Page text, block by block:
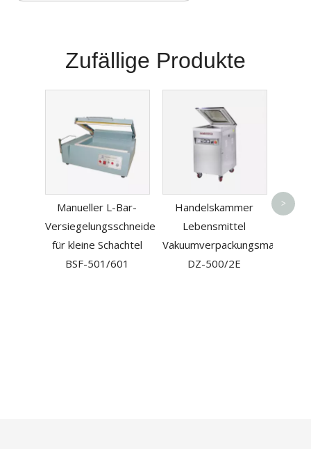
Zufällige Produkte
Manueller L-Bar-
Versiegelungsschneider
für kleine Schachtel
BSF-501/601
Handelskammer
Lebensmittel
Vakuumverpackungsmaschine
DZ-500/2E
>